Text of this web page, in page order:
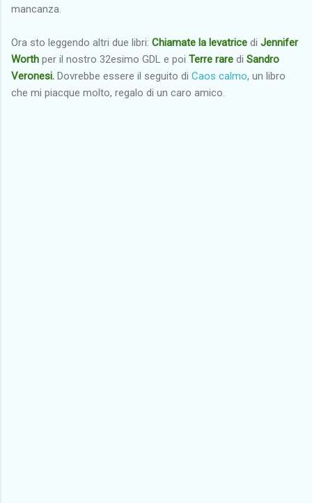
mancanza.
Ora sto leggendo altri due libri: Chiamate la levatrice di Jennifer
Worth per il nostro 32esimo GDL e poi Terre rare di Sandro
Veronesi. Dovrebbe essere il seguito di Caos calmo, un libro
che mi piacque molto, regalo di un caro amico.